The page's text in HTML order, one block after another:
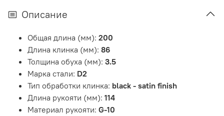
Описание
Общая длина (мм): 200
Длина клинка (мм): 86
Толщина обуха (мм): 3.5
Марка стали: D2
Тип обработки клинка: black - satin finish
Длина рукояти (мм): 114
Материал рукояти: G-10